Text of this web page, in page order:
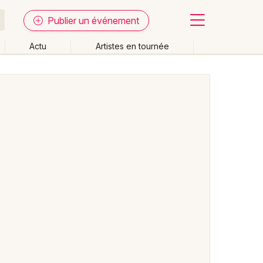
Publier un événement
Actu Artistes en tournée